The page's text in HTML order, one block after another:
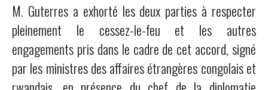
M. Guterres a exhorté les deux parties à respecter
pleinement le cessez-le-feu et les autres
engagements pris dans le cadre de cet accord, signé
par les ministres des affaires étrangères congolais et